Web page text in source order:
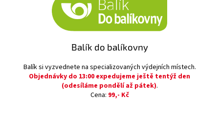
Balík do balíkovny
Balík si vyzvednete na specializovaných výdejních místech.
Objednávky do 13:00 expedujeme ještě tentýž den
(odesíláme pondělí až pátek).
Cena: 99,- Kč